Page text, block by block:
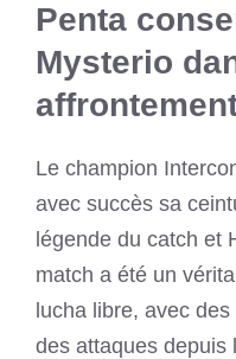
Penta
Mysterio
Le champion
avec succès sa
légende du catch et
match a été un
lucha libre, avec
des attaques depuis